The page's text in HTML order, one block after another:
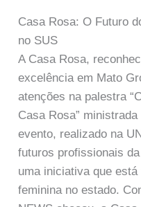
Casa Rosa: O Futuro
no SUS
A Casa Rosa,
excelência em Mato
atenções na palestra
Casa Rosa”
evento, realizado na
futuros profissionais
uma iniciativa que
feminina no estado.